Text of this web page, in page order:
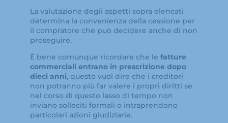
La valutazione degli aspetti sopra elencati
determina la convenienza della cessione per
il compratore che può decidere anche di non
proseguire.
È bene comunque ricordare che lefatture
commerciali entrano in prescrizione dopo
dieci anni, questo vuol dire che i creditori
non potranno più far valere i propri diritti se
nel corso di questo lasso di tempo non
inviano solleciti formali o intraprendono
particolari azioni giudiziarie.